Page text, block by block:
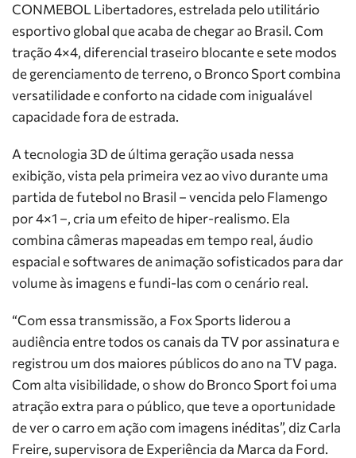
CONMEBOL Libertadores, estrelada pelo utilitário
esportivo global que acaba de chegar ao Brasil. Com
tração 4×4, diferencial traseiro blocante e sete modos
de gerenciamento de terreno, o Bronco Sport combina
versatilidade e conforto na cidade com inigualável
capacidade fora de estrada.
A tecnologia 3D de última geração usada nessa
exibição, vista pela primeira vez ao vivo durante uma
partida de futebol no Brasil – vencida pelo Flamengo
por 4×1 –, cria um efeito de hiper-realismo. Ela
combina câmeras mapeadas em tempo real, áudio
espacial e softwares de animação sofisticados para dar
volume às imagens e fundi-las com o cenário real.
“Com essa transmissão, a Fox Sports liderou a
audiência entre todos os canais da TV por assinatura e
registrou um dos maiores públicos do ano na TV paga.
Com alta visibilidade, o show do Bronco Sport foi uma
atração extra para o público, que teve a oportunidade
de ver o carro em ação com imagens inéditas”, diz Carla
Freire, supervisora de Experiência da Marca da Ford.